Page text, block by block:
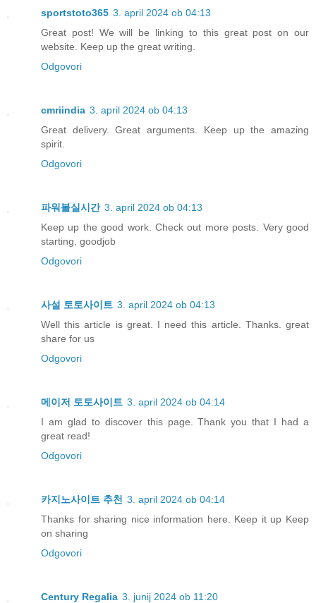
sportstoto365 3. april 2024 ob 04:13
Great post! We will be linking to this great post on our
website. Keep up the great writing.
Odgovori
cmriindia 3. april 2024 ob 04:13
Great delivery. Great arguments. Keep up the amazing
spirit.
Odgovori
파워볼실시간 3. april 2024 ob 04:13
Keep up the good work. Check out more posts. Very good
starting, goodjob
Odgovori
사설 토토사이트 3. april 2024 ob 04:13
Well this article is great. I need this article. Thanks. great
share for us
Odgovori
메이저 토토사이트 3. april 2024 ob 04:14
I am glad to discover this page. Thank you that I had a
great read!
Odgovori
카지노사이트 추천 3. april 2024 ob 04:14
Thanks for sharing nice information here. Keep it up Keep
on sharing
Odgovori
Century Regalia 3. junij 2024 ob 11:20